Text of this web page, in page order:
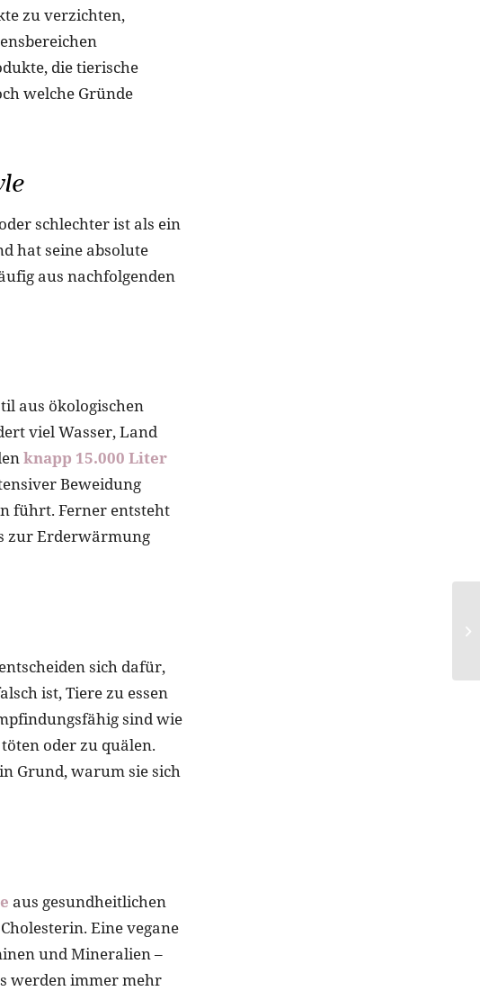
zu verzichten,
die tierische
welche Gründe
schlechter ist als ein
hat seine absolute
aus nachfolgenden
aus ökologischen
viel Wasser, Land
knapp 15.000 Liter
Beweidung
führt. Ferner entsteht
zur Erderwärmung
sich dafür,
ist, Tiere zu essen
sind wie
oder zu quälen.
Grund, warum sie sich
aus gesundheitlichen
Eine vegane
und Mineralien –
werden immer mehr